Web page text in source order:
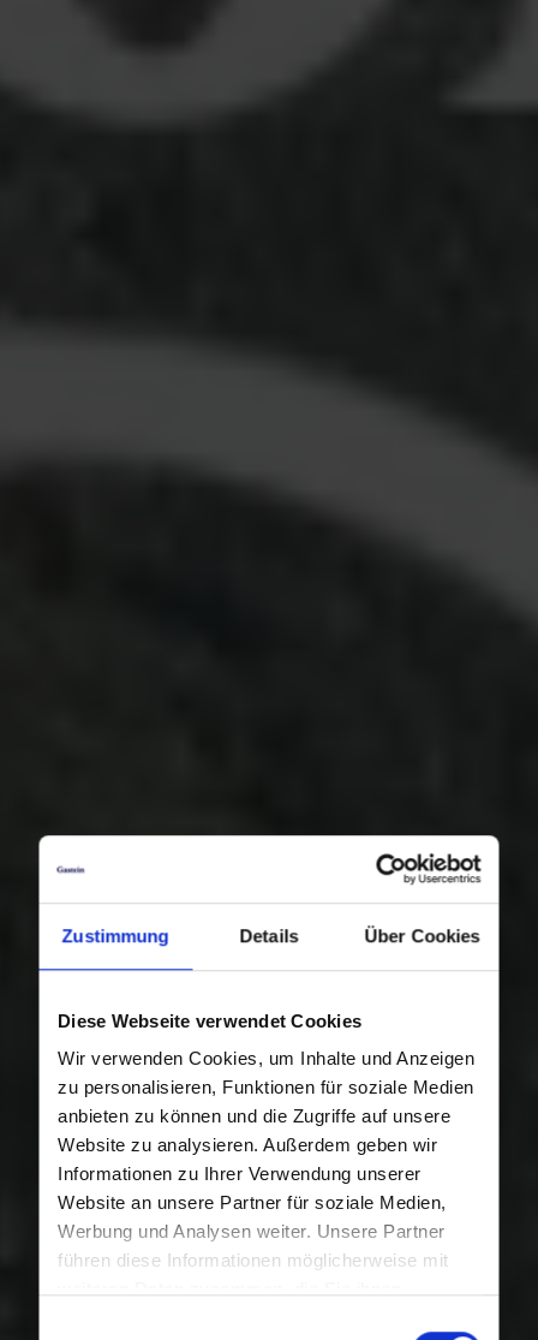
Zustimmung Details Über Cookies
Diese Webseite verwendet Cookies
Wir verwenden Cookies, um Inhalte und Anzeigen
zu personalisieren, Funktionen für soziale Medien
anbieten zu können und die Zugriffe auf unsere
Website zu analysieren. Außerdem geben wir
Informationen zu Ihrer Verwendung unserer
Website an unsere Partner für soziale Medien,
Werbung und Analysen weiter. Unsere Partner
führen diese Informationen möglicherweise mit